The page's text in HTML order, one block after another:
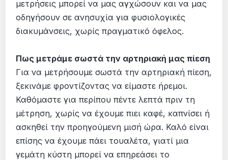
μετρήσεις μπορεί να μας αγχώσουν και να μας
οδηγήσουν σε ανησυχία για φυσιολογικές
διακυμάνσεις, χωρίς πραγματικό όφελος.
Πως μετράμε σωστά την αρτηριακή μας πίεση
Για να μετρήσουμε σωστά την αρτηριακή πίεση,
ξεκινάμε φροντίζοντας να είμαστε ήρεμοι.
Καθόμαστε για περίπου πέντε λεπτά πριν τη
μέτρηση, χωρίς να έχουμε πιει καφέ, καπνίσει ή
ασκηθεί την προηγούμενη μισή ώρα. Καλό είναι
επίσης να έχουμε πάει τουαλέτα, γιατί μια
γεμάτη κύστη μπορεί να επηρεάσει το